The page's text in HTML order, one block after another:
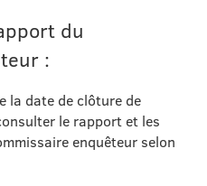
du
:
la date de clôture de
le rapport et les
enquêteur selon